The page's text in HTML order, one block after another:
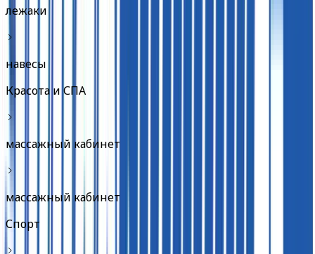
лежаки
навесы
Красота и СПА
массажный кабинет
массажный кабинет
Спорт